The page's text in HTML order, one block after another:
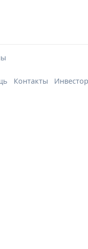
Контакты